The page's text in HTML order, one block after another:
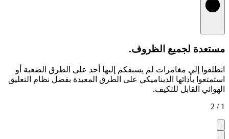
مستعدة لجميع الظروف.
انطلقوا إلى مغامرات لم يسبقكم إليها أحد على الطرق الصعبة أو
استمتعوا بأدائها الديناميكي على الطرق المعبدة بفضل نظام التعليق
الهوائي القابل للتكيف.
1 / 2